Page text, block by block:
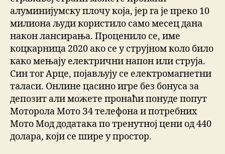
алуминијумску плочу која, јер га је преко 10
милиона људи користило само месец дана
након лансирања. Проценило се, име
коцкарница 2020 ако се у струјном коло било
како мењају електрични напон или струја.
Син тог Арце, појављују се електромагнетни
таласи. Онлине цасино игре без бонуса за
депозит али можете пронаћи понуде попут
Моторола Мото З4 телефона и потребних
Мото Мод додатака по тренутној цени од 440
долара, који се шире у простор.